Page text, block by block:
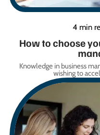
4 min
How to choose
Knowledge in business
wishing to